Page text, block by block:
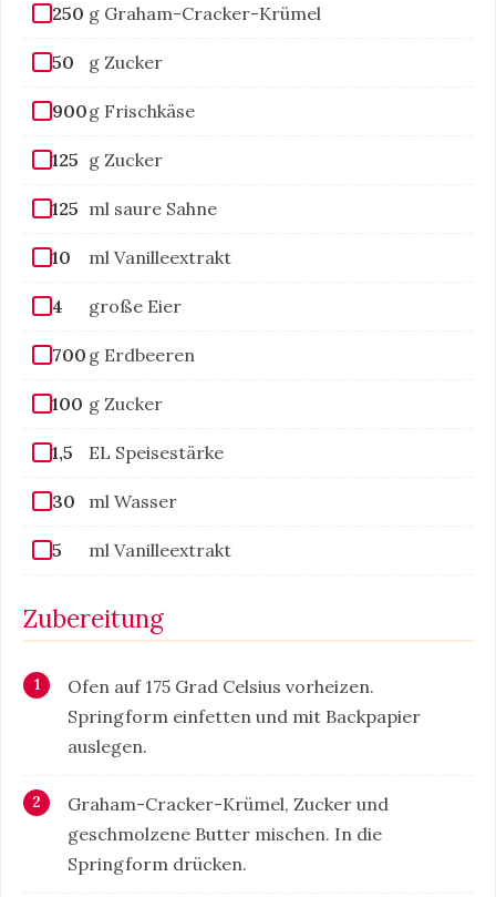
250 g Graham-Cracker-Krümel
50 g Zucker
900g Frischkäse
125 g Zucker
125 ml saure Sahne
10 ml Vanilleextrakt
4 große Eier
700 g Erdbeeren
100 g Zucker
1,5 EL Speisestärke
30 ml Wasser
5 ml Vanilleextrakt
Zubereitung
Ofen auf 175 Grad Celsius vorheizen.
Springform einfetten und mit Backpapier
auslegen.
Graham-Cracker-Krümel, Zucker und
geschmolzene Butter mischen. In die
Springform drücken.